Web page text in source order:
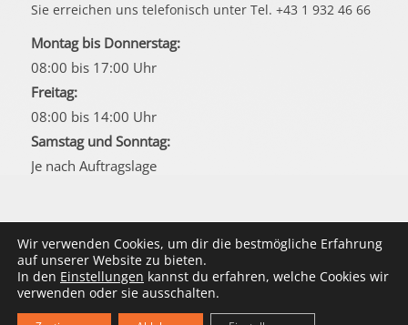
Sie erreichen uns telefonisch unter Tel. +43 1 932 46 66
Montag bis Donnerstag:
08:00 bis 17:00 Uhr
Freitag:
08:00 bis 14:00 Uhr
Samstag und Sonntag:
Je nach Auftragslage
© Copyright Doktorweb 2025 - Fochler online-marketing
communications e.U.
Wir verwenden Cookies, um dir die bestmögliche Erfahrung
auf unserer Website zu bieten.
In den Einstellungen kannst du erfahren, welche Cookies wir
verwenden oder sie ausschalten.